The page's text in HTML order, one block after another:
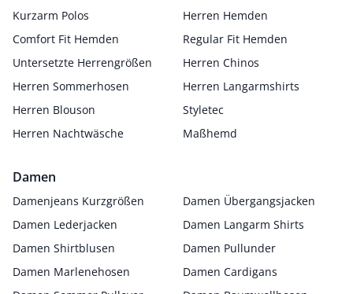
Kurzarm Polos
Herren Hemden
Comfort Fit Hemden
Regular Fit Hemden
Untersetzte Herrengrößen
Herren Chinos
Herren Sommerhosen
Herren Langarmshirts
Herren Blouson
Styletec
Herren Nachtwäsche
Maßhemd
Damen
Damenjeans Kurzgrößen
Damen Übergangsjacken
Damen Lederjacken
Damen Langarm Shirts
Damen Shirtblusen
Damen Pullunder
Damen Marlenehosen
Damen Cardigans